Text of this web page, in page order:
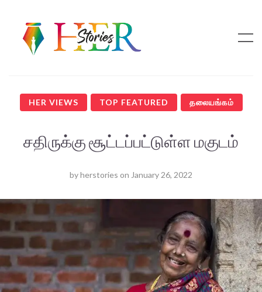
HER VIEWS TOP FEATURED தலையங்கம்
சதிருக்கு சூட்டப்பட்டுள்ள மகுடம்
byherstories on January 26, 2022